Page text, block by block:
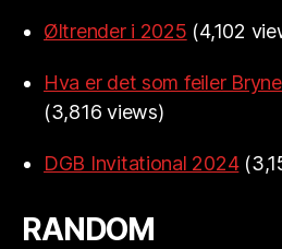
Øltrender i 2025 (4,102
Hva er det som feiler
(3,816 views)
DGB Invitational 2024
RANDOM